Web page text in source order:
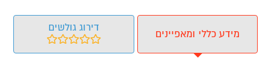
מידע כללי ומאפיינים
דירוג גולשים